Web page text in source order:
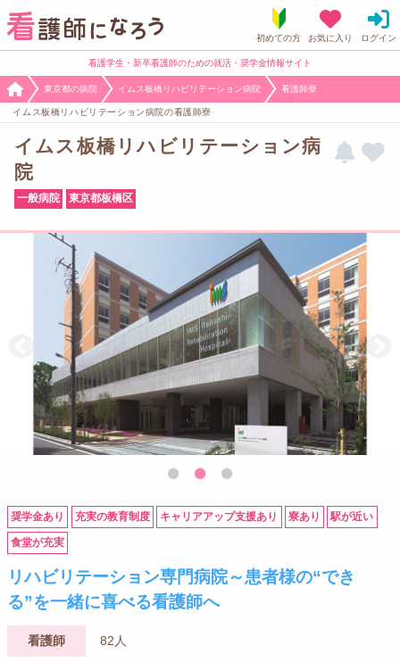
看護学生・新卒看護師のための就活・奨学金情報サイト
東京都の病院 イムス板橋リハビリテーション病院 看護師寮
イムス板橋リハビリテーション病院の看護師寮
イムス板橋リハビリテーション病
院
一般病院 東京都板橋区
奨学金あり 充実の教育制度 キャリアアップ支援あり 寮あり 駅が近い
食堂が充実
リハビリテーション専門病院～患者様の“でき
る”を一緒に喜べる看護師へ
看護師 82人